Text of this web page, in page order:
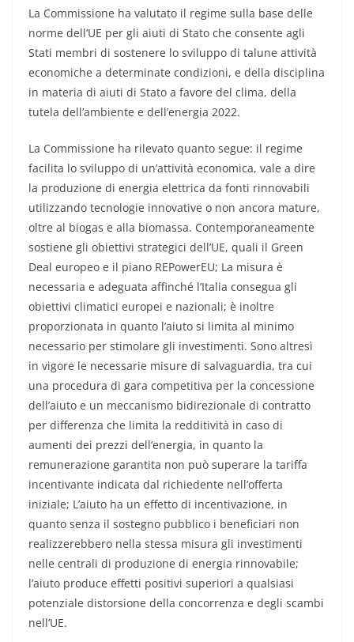
La Commissione ha valutato il regime sulla base delle
norme dell’UE per gli aiuti di Stato che consente agli
Stati membri di sostenere lo sviluppo di talune attività
economiche a determinate condizioni, e della disciplina
in materia di aiuti di Stato a favore del clima, della
tutela dell’ambiente e dell’energia 2022.
La Commissione ha rilevato quanto segue: il regime
facilita lo sviluppo di un’attività economica, vale a dire
la produzione di energia elettrica da fonti rinnovabili
utilizzando tecnologie innovative o non ancora mature,
oltre al biogas e alla biomassa. Contemporaneamente
sostiene gli obiettivi strategici dell’UE, quali il Green
Deal europeo e il piano REPowerEU; La misura è
necessaria e adeguata affinché l’Italia consegua gli
obiettivi climatici europei e nazionali; è inoltre
proporzionata in quanto l’aiuto si limita al minimo
necessario per stimolare gli investimenti. Sono altresì
in vigore le necessarie misure di salvaguardia, tra cui
una procedura di gara competitiva per la concessione
dell’aiuto e un meccanismo bidirezionale di contratto
per differenza che limita la redditività in caso di
aumenti dei prezzi dell’energia, in quanto la
remunerazione garantita non può superare la tariffa
incentivante indicata dal richiedente nell’offerta
iniziale; L’aiuto ha un effetto di incentivazione, in
quanto senza il sostegno pubblico i beneficiari non
realizzerebbero nella stessa misura gli investimenti
nelle centrali di produzione di energia rinnovabile;
l’aiuto produce effetti positivi superiori a qualsiasi
potenziale distorsione della concorrenza e degli scambi
nell’UE.